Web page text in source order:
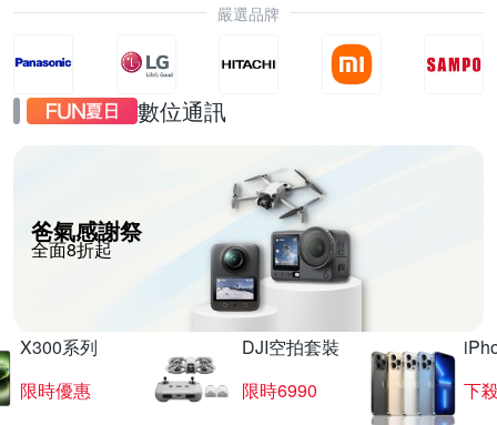
嚴選品牌
數位通訊
爸氣感謝祭
全面8折起
X300系列
限時優惠
DJI空拍套裝
限時6990
下